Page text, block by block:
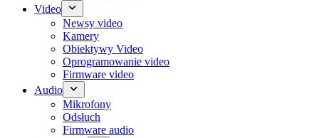
Video
Newsy video
Kamery
Obiektywy Video
Oprogramowanie video
Firmware video
Audio
Mikrofony
Odsłuch
Firmware audio